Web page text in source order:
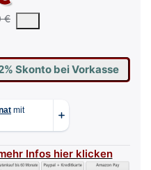
€oder empfohlene
Skonto bei Vorkasse
Infos hier klicken